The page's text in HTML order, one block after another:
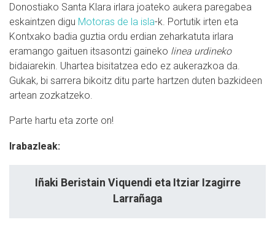
Donostiako Santa Klara irlara joateko aukera paregabea
eskaintzen digu Motoras de la isla-k. Portutik irten eta
Kontxako badia guztia ordu erdian zeharkatuta irlara
eramango gaituen itsasontzi gaineko linea urdineko
bidaiarekin. Uhartea bisitatzea edo ez aukerazkoa da.
Gukak, bi sarrera bikoitz ditu parte hartzen duten bazkideen
artean zozkatzeko.
Parte hartu eta zorte on!
Irabazleak:
Iñaki Beristain Viquendi eta Itziar Izagirre
Larrañaga